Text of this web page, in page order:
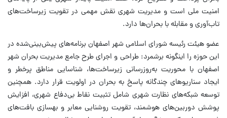
امنیت ملی است و مدیریت شهری نقش مهمی در تقویت زیرساخت‌های
تاب‌آوری و مقابله با بحران‌ها دارد.
عضو هیئت رئیسه شورای اسلامی شهر اصفهان برنامه‌های پیش‌بینی‌شده در
این حوزه را اینگونه برشمرد: طراحی و اجرای طرح جامع مدیریت بحران شهر
اصفهان با محوریت به‌روزرسانی زیرساخت‌ها، شناسایی مناطق پرخطر و
ایجاد سناریوهای چندگانه پاسخ به بحران در اولویت قرار دارد. همچنین
توسعه شبکه‌های نظارت شهری شامل تثبیت نقاط بی‌دفاع شهری، افزایش
پوشش دوربین‌های هوشمند، تقویت روشنایی معابر و بهسازی بافت‌های